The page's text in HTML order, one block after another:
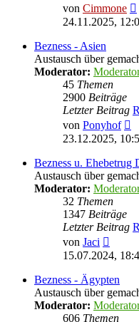
von Cimmone
24.11.2025,
Bezness - Asien
Austausch über
Moderator:
45 Themen
2900 Beiträge
Letzter Beitrag
von Ponyhof
23.12.2025,
Bezness u. Ehebetrug
Austausch über
Moderator:
32 Themen
1347 Beiträge
Letzter Beitrag
von Jaci
15.07.2024,
Bezness - Ägypten
Austausch über
Moderator:
606 Themen